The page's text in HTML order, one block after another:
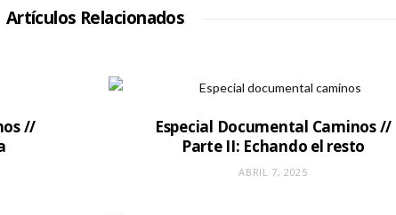
W
e
Artículos Relacionados
//
Especial Documental Caminos //
Parte II: Echando el resto
ABRIL 7, 2025